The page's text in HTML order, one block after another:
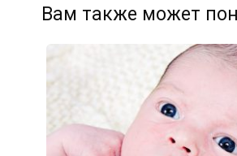
Вам также может